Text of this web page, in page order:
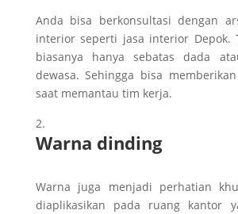
Anda bisa berkonsultasi dengan
interior seperti jasa interior Depok.
biasanya hanya sebatas dada
dewasa. Sehingga bisa
saat memantau tim kerja.
Warna dinding
Warna juga menjadi perhatian
diaplikasikan pada ruang kantor